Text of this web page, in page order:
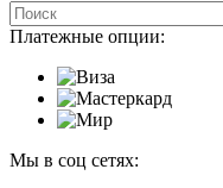
Платежные опции:
Мы в соц сетях: